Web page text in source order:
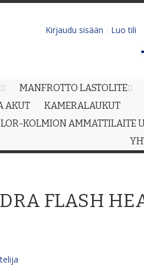
Kirjaudu sisään
Luo tili
MANFROTTO LASTOLITE
AKUT
KAMERALAUKUT
KOLMION AMMATTILAITE
FLASH